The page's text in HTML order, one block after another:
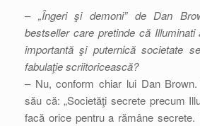
– „Îngeri şi demoni” de Dan
bestseller care pretinde că
importantă şi puternică societate
fabulaţie scriitoricească?
– Nu, conform chiar lui Dan
său că: „Societăţi secrete precum
facă orice pentru a rămâne secrete.